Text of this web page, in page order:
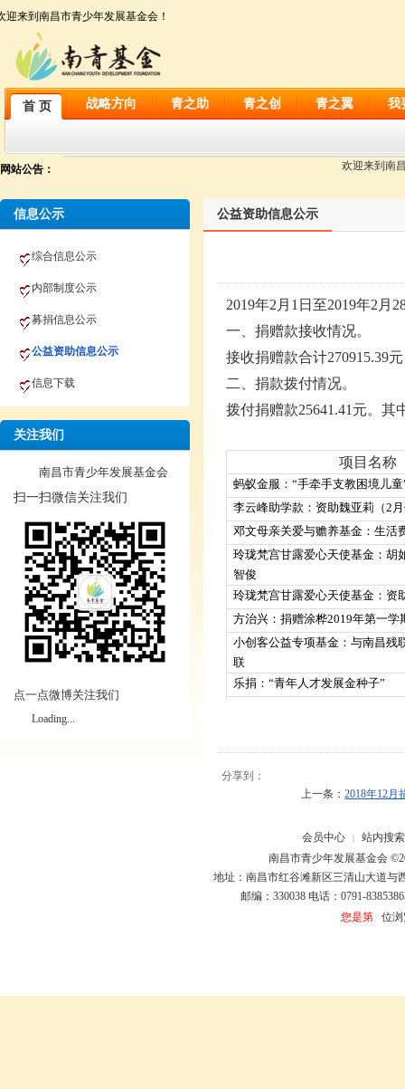
迎来到南昌市青少年发展基金会！
首 页 战略方向 青之助 青之创 青之翼 我
网站公告： 欢迎来到南
信息公示
综合信息公示
内部制度公示
募捐信息公示
公益资助信息公示
信息下载
关注我们
南昌市青少年发展基金会
扫一扫微信关注我们
点一点微博关注我们
Loading...
公益资助信息公示
2019年2 月 1日至2019年2 月
一、捐赠款接收情况。
接收捐赠款合计270915.39元
二、捐款拨付情况。
拨付捐赠款25641.41 元。其
项目名称
蚂蚁金服：“手牵手支教困境儿
李云峰助学款：资助魏亚莉（2
邓文母亲关爱与赡养基金：生活
玲珑梵宫甘露爱心天使基金：胡
智俊
玲珑梵宫甘露爱心天使基金：资
方治兴：捐赠涂桦2019年第一学
小创客公益专项基金：与南昌残
联
乐捐：“青年人才发展金种子”
分享到：
上一条：2018年12月
会员中心 |
站内搜索
南昌市青少年发展基金会
地址：南昌市红谷滩新区三清山大道与
邮编：330038 电话：0791-
您是第位